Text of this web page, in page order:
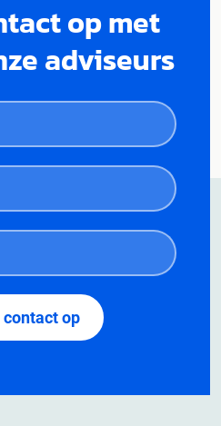
op met
adviseurs